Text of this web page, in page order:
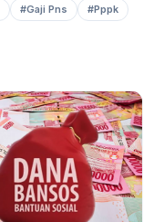
#Gaji Pns #Pppk